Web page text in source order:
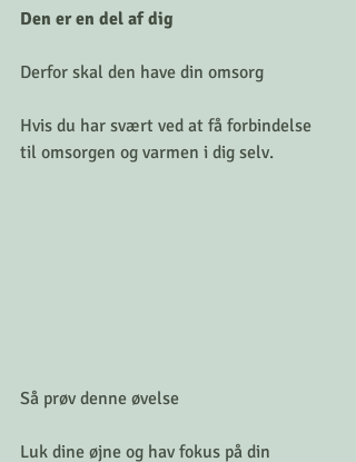
Den er en del af dig
Derfor skal den have din omsorg
Hvis du har svært ved at få forbindelse
til omsorgen og varmen i dig selv.
Så prøv denne øvelse
Luk dine øjne og hav fokus på din